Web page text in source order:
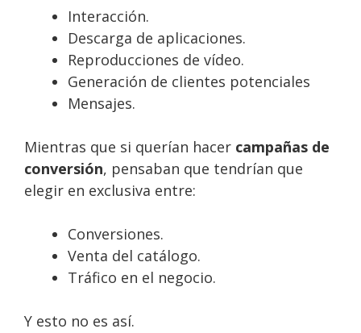
Interacción.
Descarga de aplicaciones.
Reproducciones de vídeo.
Generación de clientes potenciales
Mensajes.
Mientras que si querían hacer campañas de
conversión, pensaban que tendrían que
elegir en exclusiva entre:
Conversiones.
Venta del catálogo.
Tráfico en el negocio.
Y esto no es así.